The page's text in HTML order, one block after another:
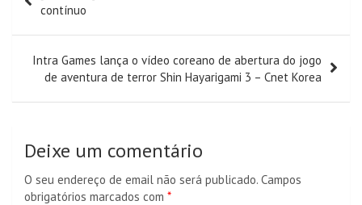
de
artigos
contínuo
Intra Games lança o vídeo coreano de abertura do jogo
de aventura de terror Shin Hayarigami 3 – Cnet Korea
Deixe um comentário
O seu endereço de email não será publicado. Campos
obrigatórios marcados com *